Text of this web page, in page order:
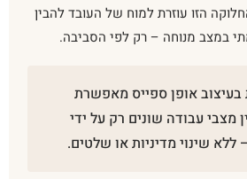
הזו עוזרת למוח של העובד להבין
במצב מנוחה – רק לפי הסביבה.
בעיצוב אופן ספייס מאפשרת
מצבי עבודה שונים רק על ידי
ללא שינוי מדיניות או שלטים.